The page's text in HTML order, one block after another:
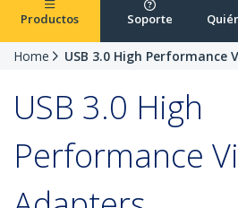
Productos Soporte
Home USB 3.0 High Performance
USB 3.0 High
Performance